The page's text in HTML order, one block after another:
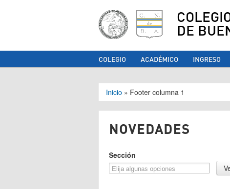
DE
COLEGIO ACADÉMICO INGRESO
Se encuentra
Inicio » Footer columna 1
NOVEDADES
Sección